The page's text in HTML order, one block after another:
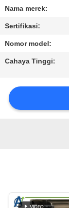
KUALITAS
KAMI
KASUS
SITEMAP
Nama merek:
Sertifikasi:
Nomor model:
Cahaya Tinggi: